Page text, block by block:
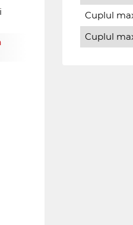
Cuplul
Cuplul